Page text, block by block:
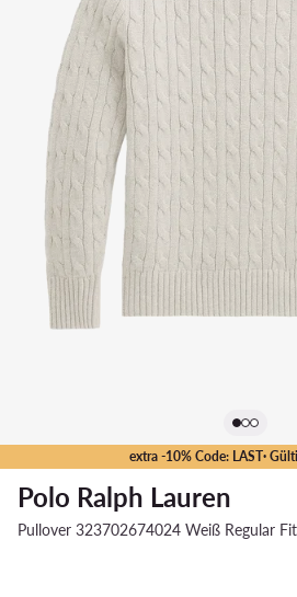
extra -10% Code: LAST·
Polo Ralph Lauren
Pullover 323702674024 Weiß Regular Fit